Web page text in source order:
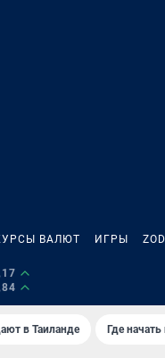
ВАЛЮТ ИГРЫ
в Таиланде Где